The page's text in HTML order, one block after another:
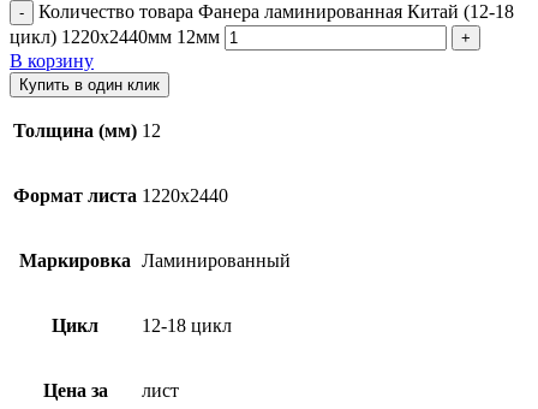
Количество товара Фанера ламинированная Китай (12-18
цикл) 1220х2440мм 12мм
В корзину
Купить в один клик
Толщина (мм) 12
Формат листа 1220х2440
Маркировка Ламинированный
Цикл 12-18 цикл
Цена за лист